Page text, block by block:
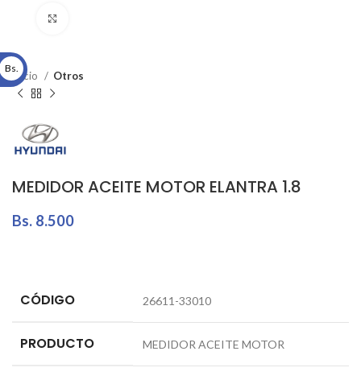
Inicio Otros
MEDIDOR ACEITE MOTOR ELANTRA 1.8
Bs. 8.500
CÓDIGO 26611-33010
PRODUCTO MEDIDOR ACEITE MOTOR
Bs.